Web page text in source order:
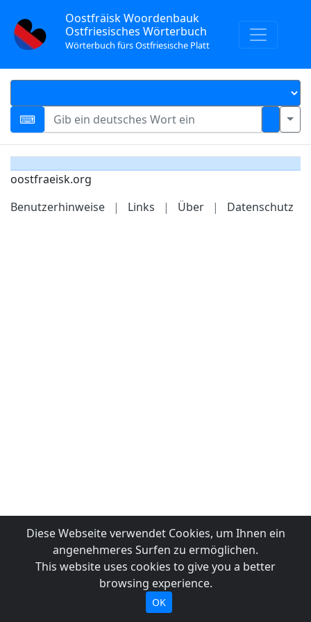
Oostfräisk Woordenbauk
Ostfriesisches Wörterbuch
Wörterbuch fürs Ostfriesische Platt
oostfraeisk.org
Benutzerhinweise
| Links | Über | Datenschutz
Diese Webseite verwendet Cookies, um Ihnen ein
angenehmeres Surfen zu ermöglichen.
This website uses cookies to give you a better
browsing experience.
OK